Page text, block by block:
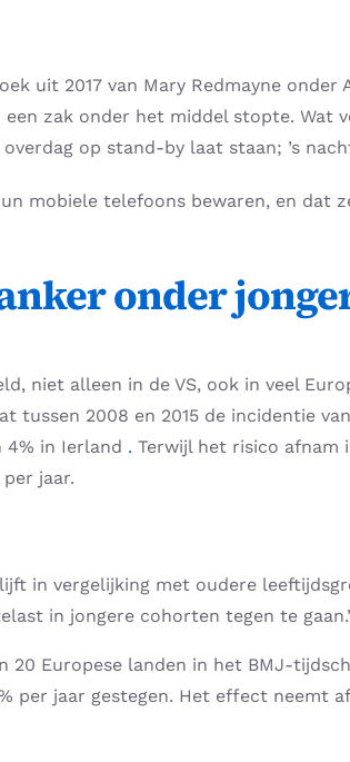
uit 2017 van Mary Redmayne onder
zak onder het middel stopte. Wat
op stand-by laat staan; ’s
mobiele telefoons bewaren, en dat
onder
niet alleen in de VS, ook in veel
tussen 2008 en 2015 de incidentie
4% in Ierland . Terwijl het risico afnam
jaar.
in vergelijking met oudere
in jongere cohorten tegen te
20 Europese landen in het BMJ-
per jaar gestegen. Het effect neemt